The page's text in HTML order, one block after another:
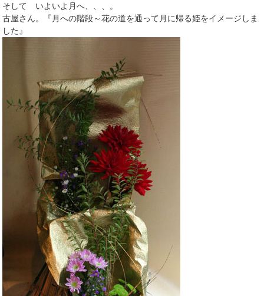
そして いよいよ月へ、、、。
古屋さん。『月への階段～花の道を通って月に帰る姫をイメージしま
した』